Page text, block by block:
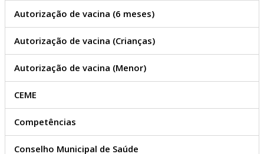
Autorização de vacina (6 meses)
Autorização de vacina (Crianças)
Autorização de vacina (Menor)
CEME
Competências
Conselho Municipal de Saúde